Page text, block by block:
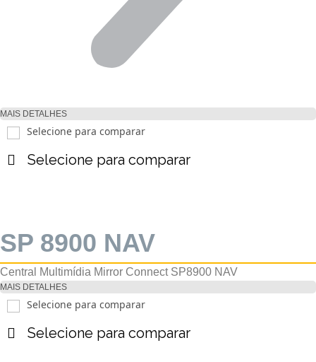
MAIS DETALHES
Selecione para comparar
Selecione para comparar
SP 8900 NAV
Central Multimídia Mirror Connect SP8900 NAV
MAIS DETALHES
Selecione para comparar
Selecione para comparar